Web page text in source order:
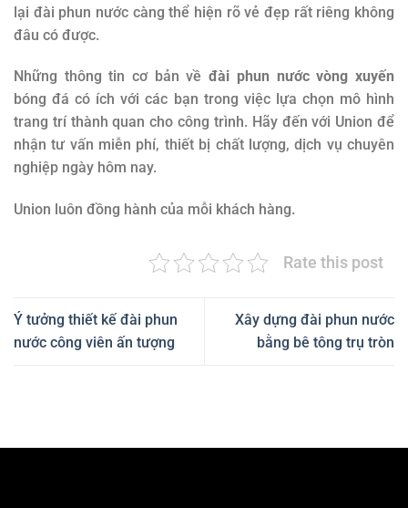
lại đài phun nước càng thể hiện rõ vẻ đẹp rất riêng không
đâu có được.
Những thông tin cơ bản về đài phun nước vòng xuyến
bóng đá có ích với các bạn trong việc lựa chọn mô hình
trang trí thành quan cho công trình. Hãy đến với Union để
nhận tư vấn miễn phí, thiết bị chất lượng, dịch vụ chuyên
nghiệp ngày hôm nay.
Union luôn đồng hành của mỗi khách hàng.
Rate this post
Ý tưởng thiết kế đài phun
nước công viên ấn tượng
Xây dựng đài phun nước
bằng bê tông trụ tròn